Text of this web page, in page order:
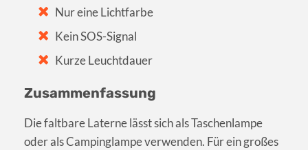
Nur eine Lichtfarbe
Kein SOS-Signal
Kurze Leuchtdauer
Zusammenfassung
Die faltbare Laterne lässt sich als Taschenlampe
oder als Campinglampe verwenden. Für ein großes